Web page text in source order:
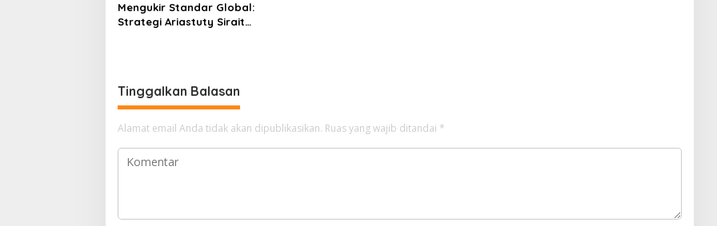
Mengukir Standar Global:
Strategi Ariastuty Sirait
Tinggalkan Balasan
Alamat email Anda tidak akan dipublikasikan. Ruas yang wajib ditandai *